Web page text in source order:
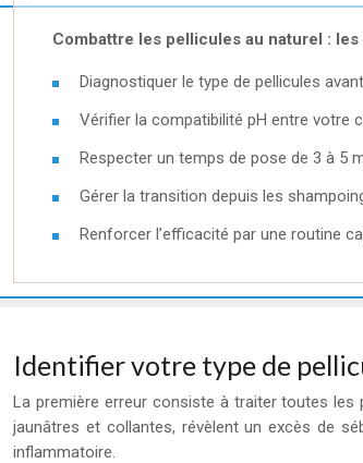
Combattre les pellicules au naturel :
Diagnostiquer le type de pellicules
Vérifier la compatibilité pH entre votre
Respecter un temps de pose de 3 à 5
Gérer la transition depuis les
Renforcer l’efficacité par une routine
Identifier votre type de
La première erreur consiste à traiter toutes les
jaunâtres et collantes, révèlent un excès de
inflammatoire.